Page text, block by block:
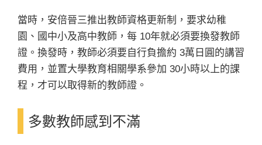
當時，安倍晉三推出教師資格更新制，要求幼稚
園、國中小及高中教師，每 10年就必須要換發教師
證。換發時，教師必須要自行負擔約 3萬日圓的講習
費用，並置大學教育相關學系參加 30小時以上的課
程，才可以取得新的教師證。
多數教師感到不滿